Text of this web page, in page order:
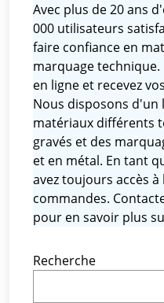
Avec plus de 20 ans
000 utilisateurs
faire confiance en
marquage
en ligne et recevez
Nous disposons
matériaux différents
gravés et des
et en métal. En tant
avez toujours accès
commandes.
pour en savoir plus
Recherche